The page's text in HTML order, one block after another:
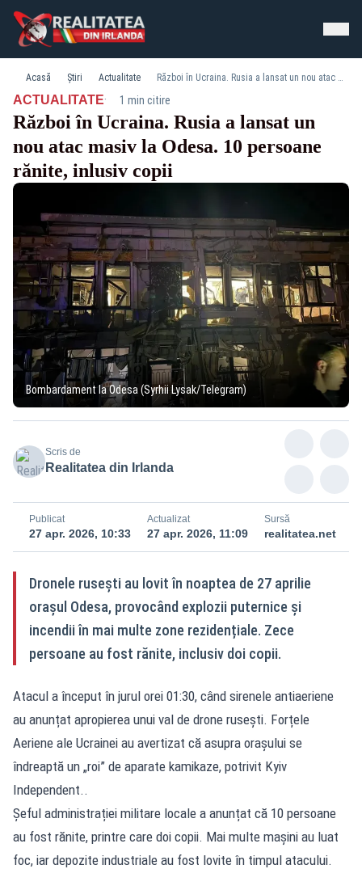
Acasă Știri Actualitate Război în Ucraina. Rusia a lansat un nou atac masiv la Odesa. 10 persoane rănite, inlusiv copii
ACTUALITATE· 1 min citire
Război în Ucraina. Rusia a lansat un
nou atac masiv la Odesa. 10 persoane
rănite, inlusiv copii
Bombardament la Odesa (Syrhii Lysak/Telegram)
Scris de
Realitatea din Irlanda
Publicat
27 apr. 2026, 10:33
Actualizat
27 apr. 2026, 11:09
Sursă
realitatea.net
Dronele rusești au lovit în noaptea de 27 aprilie
orașul Odesa, provocând explozii puternice și
incendii în mai multe zone rezidențiale. Zece
persoane au fost rănite, inclusiv doi copii.
Atacul a început în jurul orei 01:30, când sirenele antiaeriene
au anunțat apropierea unui val de drone rusești. Forțele
Aeriene ale Ucrainei au avertizat că asupra orașului se
îndreaptă un „roi” de aparate kamikaze, potrivit Kyiv
Independent..
Șeful administrației militare locale a anunțat că 10 persoane
au fost rănite, printre care doi copii. Mai multe mașini au luat
foc, iar depozite industriale au fost lovite în timpul atacului.